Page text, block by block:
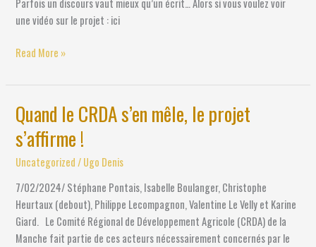
Parfois un discours vaut mieux qu’un écrit… Alors si vous voulez voir
une vidéo sur le projet : ici
Normandie
Read More »
Quand le CRDA s’en mêle, le projet
s’affirme !
Uncategorized/Ugo Denis
7/02/2024/ Stéphane Pontais, Isabelle Boulanger, Christophe
Heurtaux (debout), Philippe Lecompagnon, Valentine Le Velly et Karine
Giard. Le Comité Régional de Développement Agricole (CRDA) de la
Manche fait partie de ces acteurs nécessairement concernés par le
Quand
le
CRDA
s’en
le
projet
s’affirme !